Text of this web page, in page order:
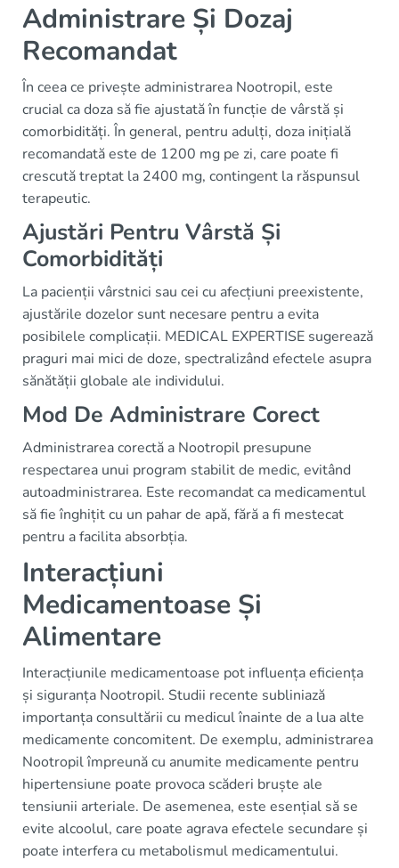
Administrare Și Dozaj
Recomandat
În ceea ce privește administrarea Nootropil, este
crucial ca doza să fie ajustată în funcție de vârstă și
comorbidități. În general, pentru adulți, doza inițială
recomandată este de 1200 mg pe zi, care poate fi
crescută treptat la 2400 mg, contingent la răspunsul
terapeutic.
Ajustări Pentru Vârstă Și
Comorbidități
La pacienții vârstnici sau cei cu afecțiuni preexistente,
ajustările dozelor sunt necesare pentru a evita
posibilele complicații. MEDICAL EXPERTISE sugerează
praguri mai mici de doze, spectralizând efectele asupra
sănătății globale ale individului.
Mod De Administrare Corect
Administrarea corectă a Nootropil presupune
respectarea unui program stabilit de medic, evitând
autoadministrarea. Este recomandat ca medicamentul
să fie înghițit cu un pahar de apă, fără a fi mestecat
pentru a facilita absorbția.
Interacțiuni
Medicamentoase Și
Alimentare
Interacțiunile medicamentoase pot influența eficiența
și siguranța Nootropil. Studii recente subliniază
importanța consultării cu medicul înainte de a lua alte
medicamente concomitent. De exemplu, administrarea
Nootropil împreună cu anumite medicamente pentru
hipertensiune poate provoca scăderi bruște ale
tensiunii arteriale. De asemenea, este esențial să se
evite alcoolul, care poate agrava efectele secundare și
poate interfera cu metabolismul medicamentului.